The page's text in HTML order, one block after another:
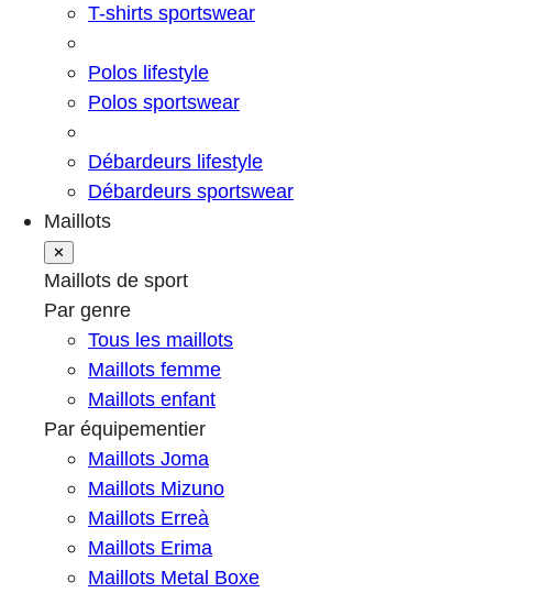
T-shirts sportswear
Polos lifestyle
Polos sportswear
Débardeurs lifestyle
Débardeurs sportswear
Maillots
✕
Maillots de sport
Par genre
Tous les maillots
Maillots femme
Maillots enfant
Par équipementier
Maillots Joma
Maillots Mizuno
Maillots Erreà
Maillots Erima
Maillots Metal Boxe